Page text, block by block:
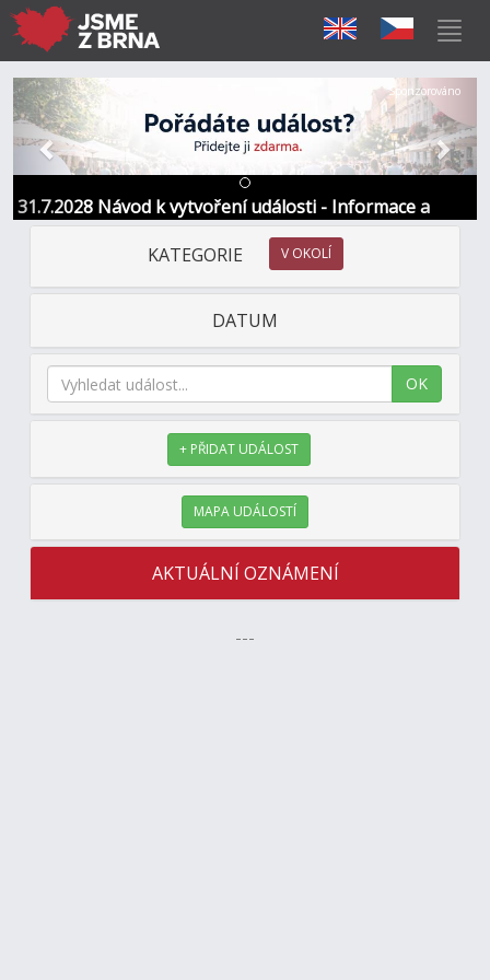
31.7.2028 Návod k vytvoření události - Informace a
kontakt
Předchozí Další
Sponzorováno
KATEGORIE V OKOLÍ
DATUM
OK
+ PŘIDAT UDÁLOST
MAPA UDÁLOSTÍ
AKTUÁLNÍ OZNÁMENÍ
---